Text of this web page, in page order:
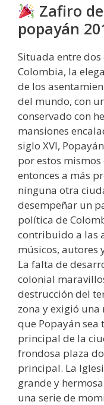
Zafiro
popayán
Situada entre
Colombia, la
de los
del mundo, con
conservado con
mansiones
siglo XVI,
por estos
entonces a más
ninguna otra
desempeñar un
política de
contribuido a las
músicos, autores
La falta de
colonial
destrucción del
zona y exigió
que Popayán sea
principal de la
frondosa plaza
principal. La
grande y
una serie de